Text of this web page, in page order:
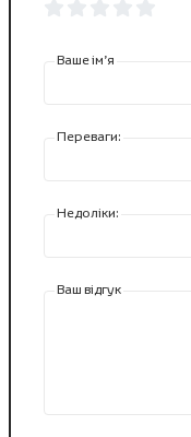
Ваше ім’я
Переваги:
Недоліки:
Ваш відгук